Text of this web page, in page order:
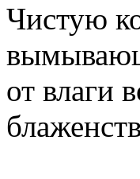
Чистую
от влаги